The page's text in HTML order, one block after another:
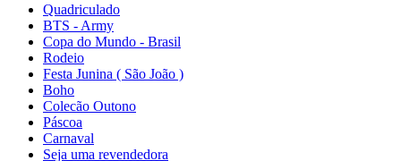
Quadriculado
BTS - Army
Copa do Mundo - Brasil
Rodeio
Festa Junina ( São João )
Boho
Colecão Outono
Páscoa
Carnaval
Seja uma revendedora